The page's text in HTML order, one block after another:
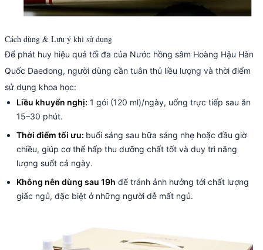
Cách dùng & Lưu ý khi sử dụng
Để phát huy hiệu quả tối đa của Nước hồng sâm Hoàng Hậu Hàn
Quốc Daedong, người dùng cần tuân thủ liều lượng và thời điểm
sử dụng khoa học:
Liều khuyến nghị: 1 gói (120 ml)/ngày, uống trực tiếp sau ăn
15–30 phút.
Thời điểm tối ưu: buổi sáng sau bữa sáng nhẹ hoặc đầu giờ
chiều, giúp cơ thể hấp thu dưỡng chất tốt và duy trì năng
lượng suốt cả ngày.
Không nên dùng sau 19h để tránh ảnh hưởng tới chất lượng
giấc ngủ, đặc biệt ở những người dễ mất ngủ.